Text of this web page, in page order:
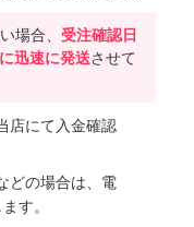
場合、 受注確認日
迅速に発送させて
店にて入金確認
どの場合は、電
す。